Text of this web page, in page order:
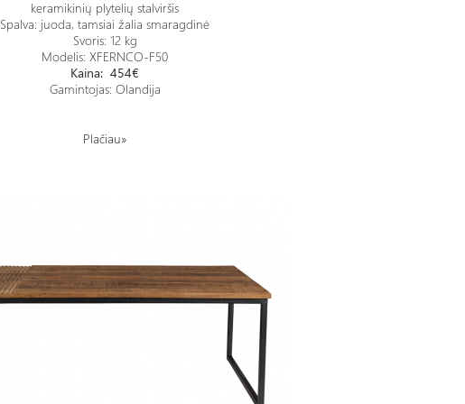
keramikinių plytelių stalviršis
Spalva: juoda, tamsiai žalia smaragdinė
Svoris: 12 kg
Modelis: XFERNCO-F50
Kaina: 454€
Gamintojas: Olandija
Plačiau»